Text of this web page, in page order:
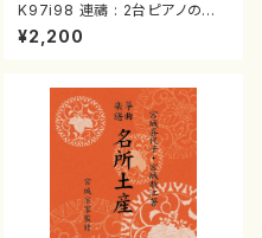
K97i98 連禱 : 2台ピアノのた
めの（2 Pianos / 菊池 幸夫 /
楽譜）
¥2,200